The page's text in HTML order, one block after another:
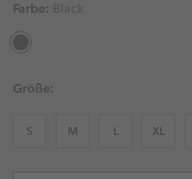
Farbe: Black
Größe:
S M L XL